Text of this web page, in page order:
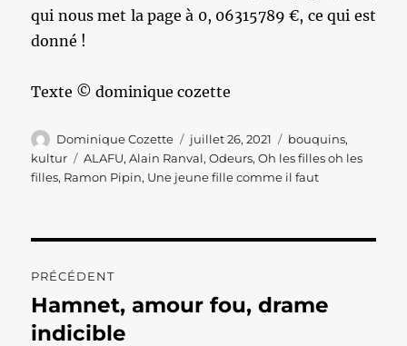
qui nous met la page à 0, 06315789 €, ce qui est
donné !
Texte © dominique cozette
Auteur
Dominique Cozette
Publié
le
juillet 26, 2021 Catégories
bouquins,
kultur
Étiquettes
ALAFU,Alain Ranval,Odeurs,Oh les filles oh les
filles, Ramon Pipin, Une jeune fille comme il faut
de
l’article
PRÉCÉDENT
Publication
précédente :
Hamnet, amour fou, drame
indicible